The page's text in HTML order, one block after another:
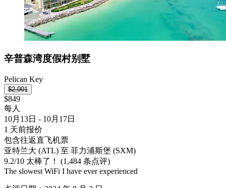
辛普森湾度假村别墅
Pelican Key
$2,001
$849
每人
10月13日 - 10月17日
1 天前报价
包含往返直飞机票
亚特兰大 (ATL) 至 菲力浦斯堡 (SXM)
9.2/10 太棒了！ (1,484 条点评)
The slowest WiFi I have ever experienced